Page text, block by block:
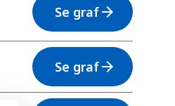
Se grafarrow_forward
Se grafarrow_forward